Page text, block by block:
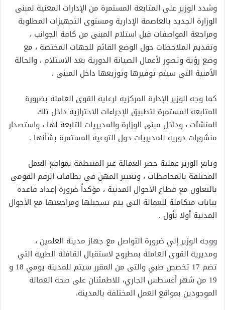
وشدد الوزير على المتابعة المستمرة من الإدارات المعنية لمبنى
الوزارة الجديد بالعاصمة الإدارية ومستوى التجهيزات المطلوبة
ومراجعة المواصفات قبل استلام المبنى من كافة الجوانب ،
وتقديم الملاحظات حول الوضع القائم للجهات المختصة ، مع
وضع رؤية وتصور لأعمال الصيانة الدورية بعد الاستلام ، والحالة
الأمنية التى سيتم توفيرها وتوزيعها داخل المبنى .
كما وجه الوزير الإدارة المركزية لرعاية القوى العاملة بضرورة
المتابعة المستمرة لتطبيق الإجراءات الاحترازية داخل تلك
المنشآت ، وداخل مبنى الوزارة والمديريات التابعة لها ، واستصدار
منشورات دورية للمديريات حول التوعية المستمرة بشأنها .
وتابع الوزير عملية حصر العمالة غير المنتظمة بمواقع العمل
المختلفة بالمحافظات ، وتغيير المهن فى بطاقات الرقم القومي
بالتعاون مع قطاع الأحوال المدنية ، مؤكداً ضرورة إعداد قاعدة
بيانات متكاملة للعمالة التى يتم تسجيلها ومراجعتها مع الأحوال
المدنية أولا بأول .
ووجه الوزير إلي ضرورة التواصل مع جهاز مدينة العلمين ،
ومديرية القوى العاملة بمطروح لاستقبال القافلة الطبية التي
تضم 17 تخصص طبي والتى من المقرر سيتم للمدينة يومي 18 و
19 من شهر أغسطس الجاري، للاطمئنان على صحة العمالة
الموجودين بمواقع العمل المختلفة بالمدينة.